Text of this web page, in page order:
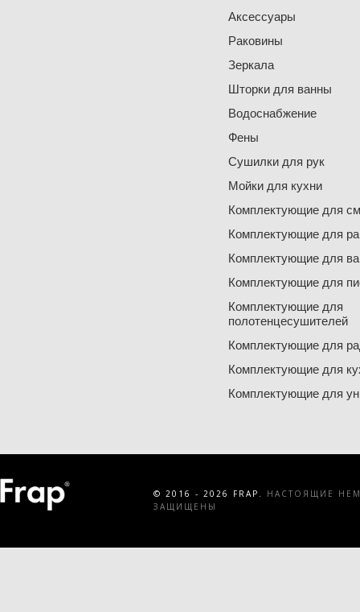
Аксессуары
Раковины
Зеркала
Шторки для ванны
Водоснабжение
Фены
Сушилки для рук
Мойки для кухни
Комплектующие для
Комплектующие для
Комплектующие для
Комплектующие для
Комплектующие для
полотенцесушителей
Комплектующие для
Комплектующие для
Комплектующие для
© 2016 - 2026 FRAP.
НАСТОЯЩИЕ
ЗАЩИЩЕНЫ